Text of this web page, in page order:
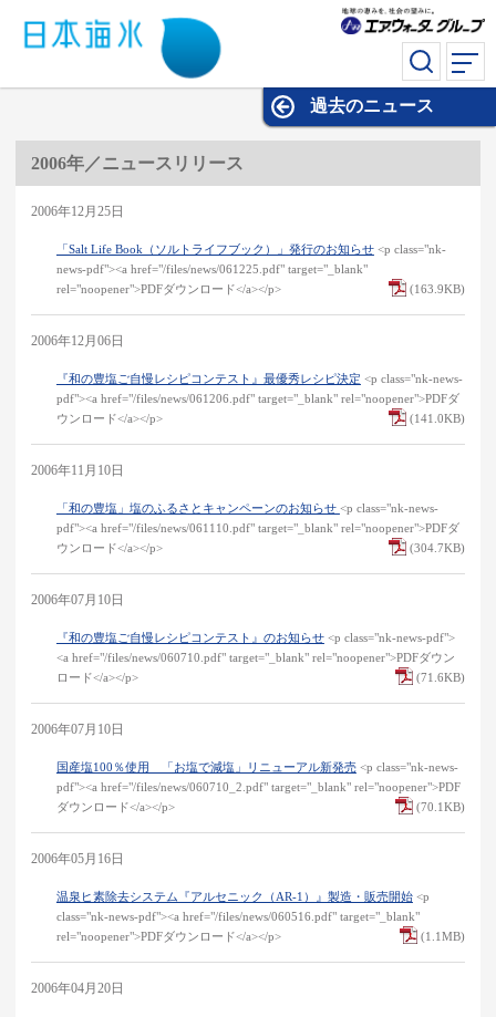
過去のニュース
過去のニュース
2006年／ニュースリリース
2006年12月25日
「Salt Life Book（ソルトライフブック）」発行のお知らせ <p class="nk-
news-pdf"><a href="/files/news/061225.pdf" target="_blank"
rel="noopener">PDFダウンロード</a></p>
(163.9KB)
2006年12月06日
『和の豊塩ご自慢レシピコンテスト』最優秀レシピ決定 <p class="nk-news-
pdf"><a href="/files/news/061206.pdf" target="_blank" rel="noopener">PDFダ
ウンロード</a></p>
(141.0KB)
2006年11月10日
「和の豊塩」塩のふるさとキャンペーンのお知らせ <p class="nk-news-
pdf"><a href="/files/news/061110.pdf" target="_blank" rel="noopener">PDFダ
ウンロード</a></p>
(304.7KB)
2006年07月10日
『和の豊塩ご自慢レシピコンテスト』のお知らせ <p class="nk-news-pdf">
<a href="/files/news/060710.pdf" target="_blank" rel="noopener">PDFダウン
ロード</a></p>
(71.6KB)
2006年07月10日
国産塩100％使用 「お塩で減塩」リニューアル新発売 <p class="nk-news-
pdf"><a href="/files/news/060710_2.pdf" target="_blank" rel="noopener">PDF
ダウンロード</a></p>
(70.1KB)
2006年05月16日
温泉ヒ素除去システム『アルセニック（AR-1）』製造・販売開始 <p
class="nk-news-pdf"><a href="/files/news/060516.pdf" target="_blank"
rel="noopener">PDFダウンロード</a></p>
(1.1MB)
2006年04月20日